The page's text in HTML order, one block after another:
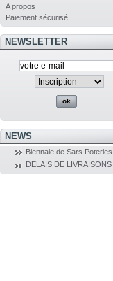
A propos
Paiement sécurisé
NEWSLETTER
NEWS
Biennale de Sars Poteries
DELAIS DE LIVRAISONS
F242 lapis...